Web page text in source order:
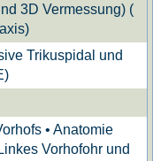
3D Vermessung) (
Trikuspidal und
• Anatomie
Vorhofohr und